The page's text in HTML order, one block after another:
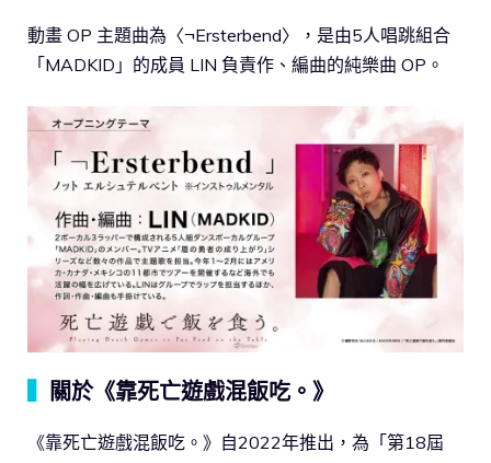
動畫 OP 主題曲為〈¬Ersterbend〉，是由5人唱跳組合
「MADKID」的成員 LIN 負責作、編曲的純樂曲 OP。
關於《靠死亡遊戲混飯吃。》
《靠死亡遊戲混飯吃。》自2022年推出，為「第18屆